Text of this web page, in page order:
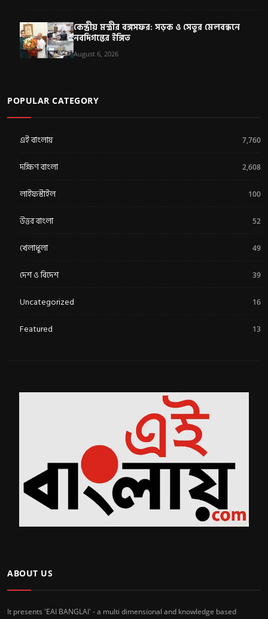
কেন্দ্রীয় মন্ত্রীর বঙ্গসফর: সড়ক ও সেতুর মেলবন্ধনে
নবদিগন্তের ইঙ্গিত
August 6, 2026
POPULAR CATEGORY
এই বাংলায় 7,760
দক্ষিণ বাংলা 2,608
লাইফস্টাইল 100
উত্তর বাংলা 52
খেলাধুলা 49
দেশ ও বিদেশ 39
Uncategorized 16
Featured 13
ABOUT US
It presents 'EAI BANGLAI' - a multi dimensional and knowledge based